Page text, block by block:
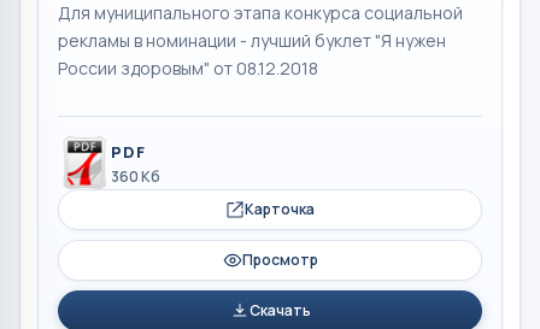
Для муниципального этапа конкурса социальной
рекламы в номинации - лучший буклет "Я нужен
России здоровым" от 08.12.2018
PDF
360 Кб
Карточка
Просмотр
Скачать